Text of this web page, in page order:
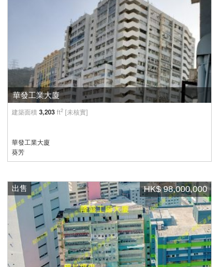
華發工業大廈
建築面積 3,203 ft2 [未核實]
華發工業大廈
葵芳
出售 HK$ 98,000,000